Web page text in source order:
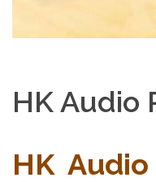
HK Audio
HK Audio